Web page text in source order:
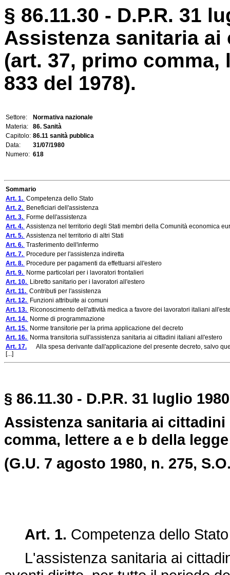
§ 86.11.30 - D.P.R. 31
Assistenza sanitaria
(art. 37, primo comma,
833 del 1978).
Settore:
Normativa nazionale
Materia:
86. Sanità
Capitolo: 86.11 sanità pubblica
Data:
31/07/1980
Numero: 618
Sommario
Art. 1. Competenza dello Stato
Art. 2. Beneficiari dell'assistenza
Art. 3. Forme dell'assistenza
Art. 4. Assistenza nel territorio degli Stati membri della Comunità economica
Art. 5. Assistenza nel territorio di altri Stati
Art. 6. Trasferimento dell'infermo
Art. 7. Procedure per l'assistenza indiretta
Art. 8. Procedure per pagamenti da effettuarsi all'estero
Art. 9. Norme particolari per i lavoratori frontalieri
Art. 10. Libretto sanitario per i lavoratori all'estero
Art. 11. Contributi per l'assistenza
Art. 12. Funzioni attribuite ai comuni
Art. 13. Riconoscimento dell'attività medica a favore dei lavoratori italiani
Art. 14. Norme di programmazione
Art. 15. Norme transitorie per la prima applicazione del decreto
Art. 16. Norma transitoria sull'assistenza sanitaria ai cittadini italiani all'estero
Art. 17. Alla spesa derivante dall'applicazione del presente decreto, salvo
[...]
§ 86.11.30 - D.P.R. 31 luglio
Assistenza sanitaria ai
comma, lettere a e b della
(G.U. 7 agosto 1980, n. 275,
Art. 1. Competenza dello
L'assistenza sanitaria ai